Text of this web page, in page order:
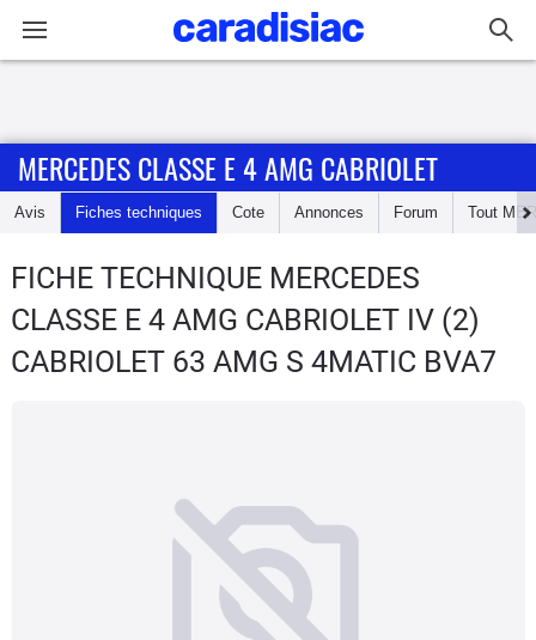
Accueil
Essais
Guide
d'achat
MERCEDES CLASSE E 4 AMG CABRIOLET
Avis Fiches techniques Cote Annonces Forum Tout
FICHE TECHNIQUE MERCEDES
CLASSE E 4 AMG CABRIOLET IV (2)
CABRIOLET 63 AMG S 4MATIC BVA7